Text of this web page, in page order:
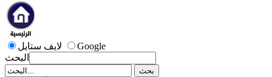
لايف ستايل
Google
البحث